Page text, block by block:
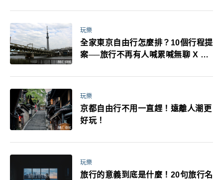
萬！注意事項一次看！
玩樂
全家東京自由行怎麼排？10個行程提
案──旅行不再有人喊累喊無聊 X 爸
玩樂
京都自由行不用一直趕！遠離人潮更
好玩！
玩樂
旅行的意義到底是什麼！20句旅行名